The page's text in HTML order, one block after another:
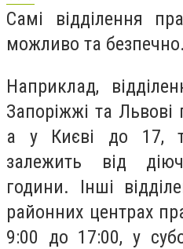
Самі відділення
можливо та безпечно.
Наприклад,
Запоріжжі та
а у Києві до 17,
залежить від
години. Інші
районних центрах
9:00 до 17:00, у